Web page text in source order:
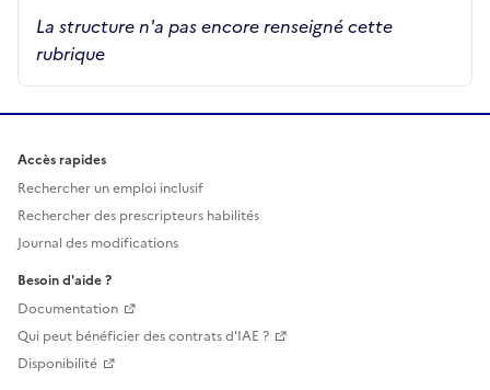
La structure n'a pas encore renseigné cette
rubrique
Accès rapides
Rechercher un emploi inclusif
Rechercher des prescripteurs habilités
Journal des modifications
Besoin d'aide ?
Documentation
Qui peut bénéficier des contrats d'IAE ?
Disponibilité